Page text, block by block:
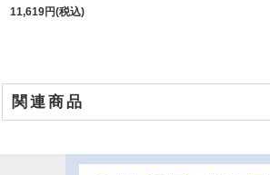
11,619円(税込)
関連商品